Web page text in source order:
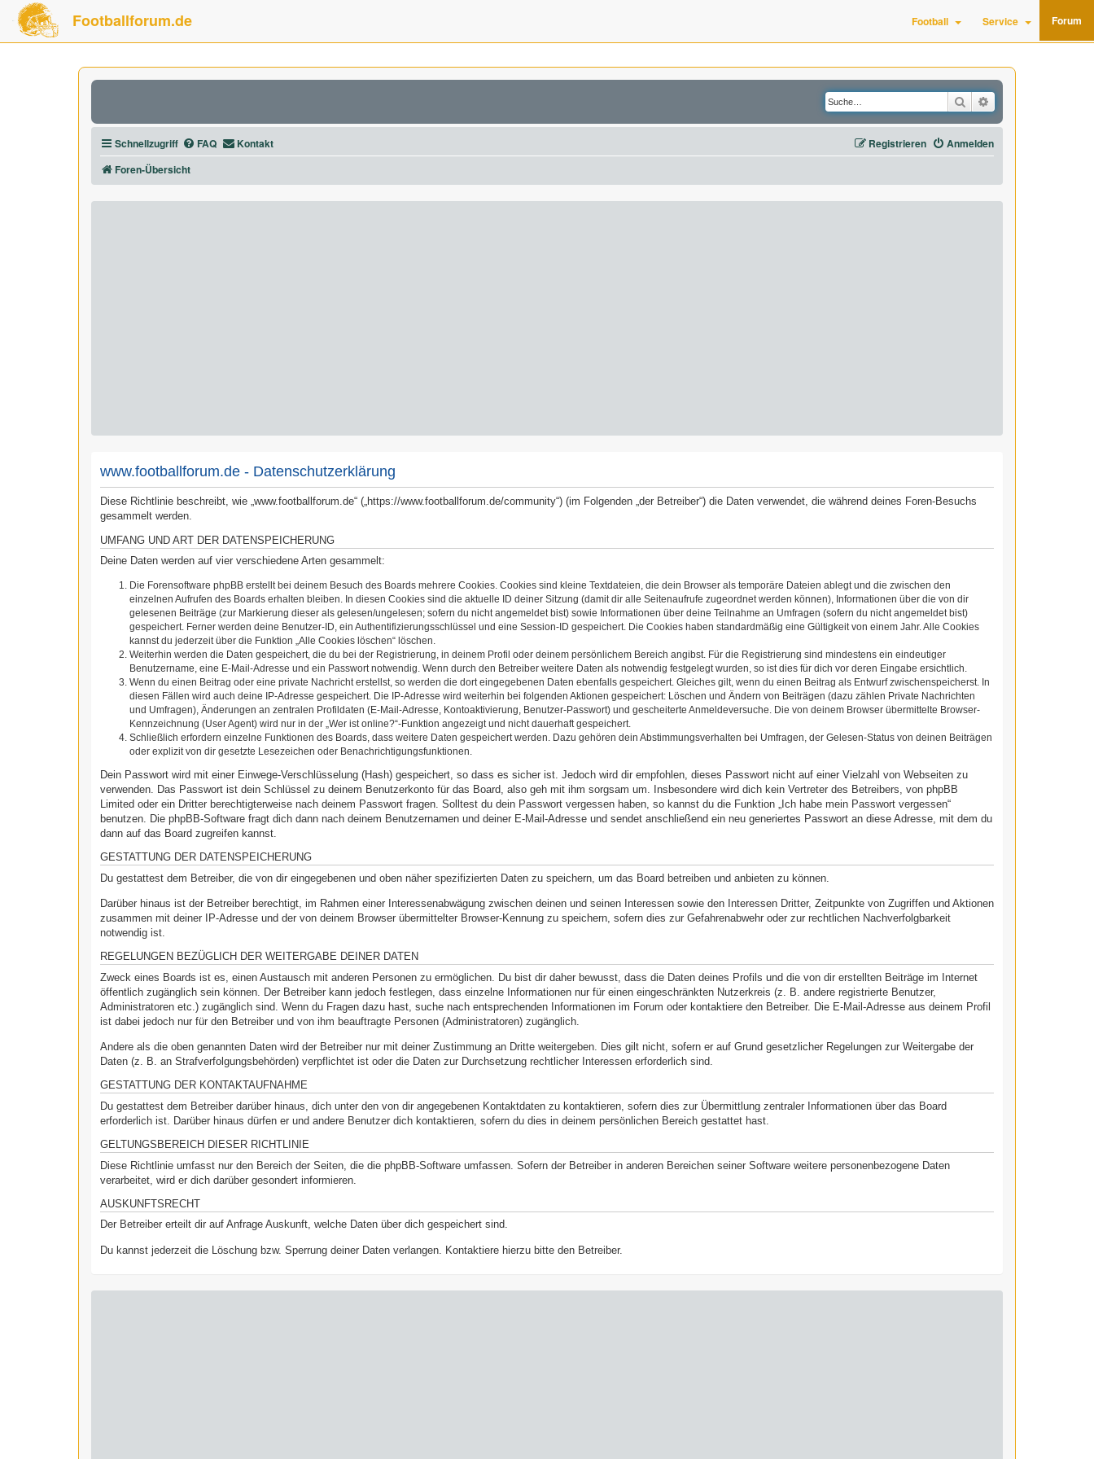
Footballforum.de Football Service Forum
Suche
Schnellzugriff FAQ Kontakt Anmelden
Registrieren
Foren-Übersicht
www.footballforum.de - Datenschutzerklärung
Diese Richtlinie beschreibt, wie „www.footballforum.de“ („https://www.footballforum.de/community“) (im Folgenden „der Betreiber“) die Daten verwendet, die während deines Foren-Besuchs
gesammelt werden.
UMFANG UND ART DER DATENSPEICHERUNG
Deine Daten werden auf vier verschiedene Arten gesammelt:
Die Forensoftware phpBB erstellt bei deinem Besuch des Boards mehrere Cookies. Cookies sind kleine Textdateien, die dein Browser als temporäre Dateien ablegt und die zwischen den
einzelnen Aufrufen des Boards erhalten bleiben. In diesen Cookies sind die aktuelle ID deiner Sitzung (damit dir alle Seitenaufrufe zugeordnet werden können), Informationen über die von dir
gelesenen Beiträge (zur Markierung dieser als gelesen/ungelesen; sofern du nicht angemeldet bist) sowie Informationen über deine Teilnahme an Umfragen (sofern du nicht angemeldet bist)
gespeichert. Ferner werden deine Benutzer-ID, ein Authentifizierungsschlüssel und eine Session-ID gespeichert. Die Cookies haben standardmäßig eine Gültigkeit von einem Jahr. Alle Cookies
kannst du jederzeit über die Funktion „Alle Cookies löschen“ löschen.
Weiterhin werden die Daten gespeichert, die du bei der Registrierung, in deinem Profil oder deinem persönlichem Bereich angibst. Für die Registrierung sind mindestens ein eindeutiger
Benutzername, eine E-Mail-Adresse und ein Passwort notwendig. Wenn durch den Betreiber weitere Daten als notwendig festgelegt wurden, so ist dies für dich vor deren Eingabe ersichtlich.
Wenn du einen Beitrag oder eine private Nachricht erstellst, so werden die dort eingegebenen Daten ebenfalls gespeichert. Gleiches gilt, wenn du einen Beitrag als Entwurf zwischenspeicherst. In
diesen Fällen wird auch deine IP-Adresse gespeichert. Die IP-Adresse wird weiterhin bei folgenden Aktionen gespeichert: Löschen und Ändern von Beiträgen (dazu zählen Private Nachrichten
und Umfragen), Änderungen an zentralen Profildaten (E-Mail-Adresse, Kontoaktivierung, Benutzer-Passwort) und gescheiterte Anmeldeversuche. Die von deinem Browser übermittelte Browser-
Kennzeichnung (User Agent) wird nur in der „Wer ist online?“-Funktion angezeigt und nicht dauerhaft gespeichert.
Schließlich erfordern einzelne Funktionen des Boards, dass weitere Daten gespeichert werden. Dazu gehören dein Abstimmungsverhalten bei Umfragen, der Gelesen-Status von deinen Beiträgen
oder explizit von dir gesetzte Lesezeichen oder Benachrichtigungsfunktionen.
Dein Passwort wird mit einer Einwege-Verschlüsselung (Hash) gespeichert, so dass es sicher ist. Jedoch wird dir empfohlen, dieses Passwort nicht auf einer Vielzahl von Webseiten zu
verwenden. Das Passwort ist dein Schlüssel zu deinem Benutzerkonto für das Board, also geh mit ihm sorgsam um. Insbesondere wird dich kein Vertreter des Betreibers, von phpBB
Limited oder ein Dritter berechtigterweise nach deinem Passwort fragen. Solltest du dein Passwort vergessen haben, so kannst du die Funktion „Ich habe mein Passwort vergessen“
benutzen. Die phpBB-Software fragt dich dann nach deinem Benutzernamen und deiner E-Mail-Adresse und sendet anschließend ein neu generiertes Passwort an diese Adresse, mit dem du
dann auf das Board zugreifen kannst.
GESTATTUNG DER DATENSPEICHERUNG
Du gestattest dem Betreiber, die von dir eingegebenen und oben näher spezifizierten Daten zu speichern, um das Board betreiben und anbieten zu können.
Darüber hinaus ist der Betreiber berechtigt, im Rahmen einer Interessenabwägung zwischen deinen und seinen Interessen sowie den Interessen Dritter, Zeitpunkte von Zugriffen und Aktionen
zusammen mit deiner IP-Adresse und der von deinem Browser übermittelter Browser-Kennung zu speichern, sofern dies zur Gefahrenabwehr oder zur rechtlichen Nachverfolgbarkeit
notwendig ist.
REGELUNGEN BEZÜGLICH DER WEITERGABE DEINER DATEN
Zweck eines Boards ist es, einen Austausch mit anderen Personen zu ermöglichen. Du bist dir daher bewusst, dass die Daten deines Profils und die von dir erstellten Beiträge im Internet
öffentlich zugänglich sein können. Der Betreiber kann jedoch festlegen, dass einzelne Informationen nur für einen eingeschränkten Nutzerkreis (z. B. andere registrierte Benutzer,
Administratoren etc.) zugänglich sind. Wenn du Fragen dazu hast, suche nach entsprechenden Informationen im Forum oder kontaktiere den Betreiber. Die E-Mail-Adresse aus deinem Profil
ist dabei jedoch nur für den Betreiber und von ihm beauftragte Personen (Administratoren) zugänglich.
Andere als die oben genannten Daten wird der Betreiber nur mit deiner Zustimmung an Dritte weitergeben. Dies gilt nicht, sofern er auf Grund gesetzlicher Regelungen zur Weitergabe der
Daten (z. B. an Strafverfolgungsbehörden) verpflichtet ist oder die Daten zur Durchsetzung rechtlicher Interessen erforderlich sind.
GESTATTUNG DER KONTAKTAUFNAHME
Du gestattest dem Betreiber darüber hinaus, dich unter den von dir angegebenen Kontaktdaten zu kontaktieren, sofern dies zur Übermittlung zentraler Informationen über das Board
erforderlich ist. Darüber hinaus dürfen er und andere Benutzer dich kontaktieren, sofern du dies in deinem persönlichen Bereich gestattet hast.
GELTUNGSBEREICH DIESER RICHTLINIE
Diese Richtlinie umfasst nur den Bereich der Seiten, die die phpBB-Software umfassen. Sofern der Betreiber in anderen Bereichen seiner Software weitere personenbezogene Daten
verarbeitet, wird er dich darüber gesondert informieren.
AUSKUNFTSRECHT
Der Betreiber erteilt dir auf Anfrage Auskunft, welche Daten über dich gespeichert sind.
Du kannst jederzeit die Löschung bzw. Sperrung deiner Daten verlangen. Kontaktiere hierzu bitte den Betreiber.